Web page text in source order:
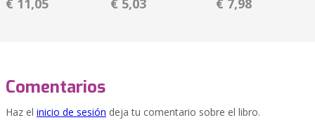
€ 11,05 € 5,03 € 7,98
Comentarios
Haz el inicio de sesión deja tu comentario sobre el libro.